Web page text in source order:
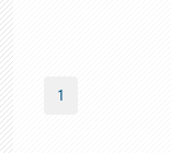
1